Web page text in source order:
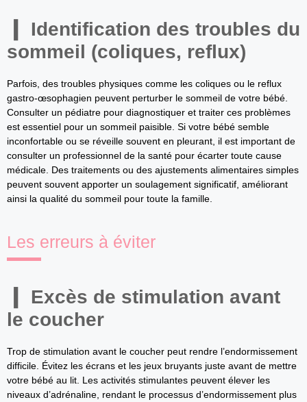
Identification des troubles du
sommeil (coliques, reflux)
Parfois, des troubles physiques comme les coliques ou le reflux
gastro-œsophagien peuvent perturber le sommeil de votre bébé.
Consulter un pédiatre pour diagnostiquer et traiter ces problèmes
est essentiel pour un sommeil paisible. Si votre bébé semble
inconfortable ou se réveille souvent en pleurant, il est important de
consulter un professionnel de la santé pour écarter toute cause
médicale. Des traitements ou des ajustements alimentaires simples
peuvent souvent apporter un soulagement significatif, améliorant
ainsi la qualité du sommeil pour toute la famille.
Les erreurs à éviter
Excès de stimulation avant
le coucher
Trop de stimulation avant le coucher peut rendre l’endormissement
difficile. Évitez les écrans et les jeux bruyants juste avant de mettre
votre bébé au lit. Les activités stimulantes peuvent élever les
niveaux d’adrénaline, rendant le processus d’endormissement plus